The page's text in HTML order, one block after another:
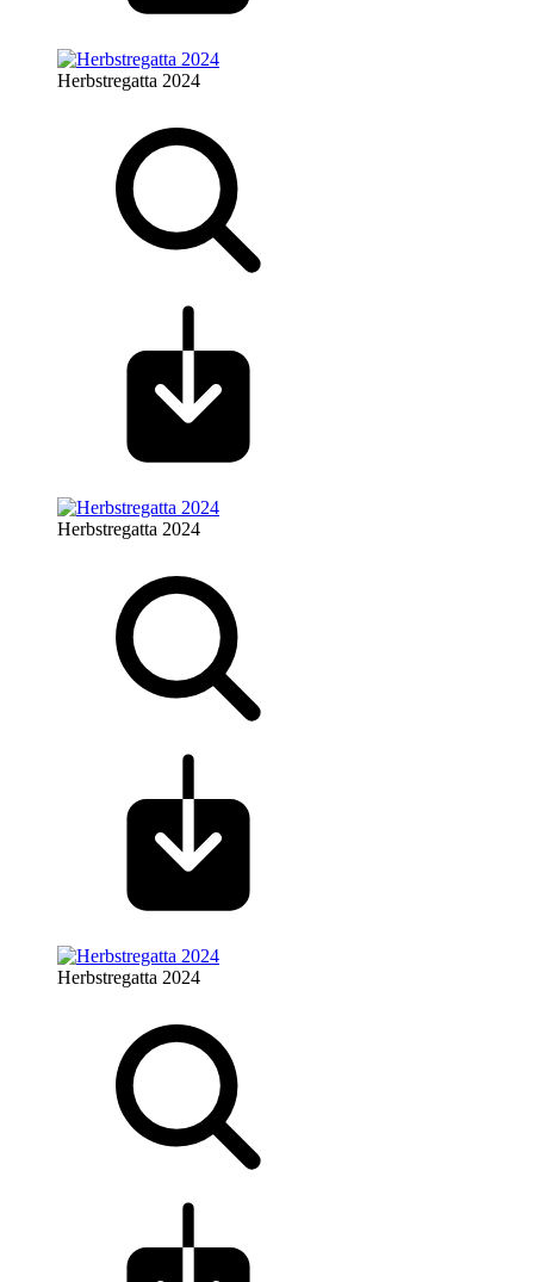
Herbstregatta 2024
Herbstregatta 2024
Herbstregatta 2024